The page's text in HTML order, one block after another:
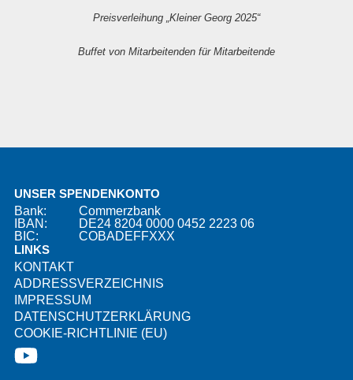
Preisverleihung „Kleiner Georg 2025“
Buffet von Mitarbeitenden für Mitarbeitende
UNSER SPENDENKONTO
Bank:
Commerzbank
IBAN:
DE24 8204 0000 0452 2223 06
BIC:
COBADEFFXXX
LINKS
KONTAKT
ADDRESSVERZEICHNIS
IMPRESSUM
DATENSCHUTZERKLÄRUNG
COOKIE-RICHTLINIE (EU)